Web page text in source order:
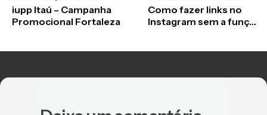
iupp Itaú – Campanha
Promocional Fortaleza
Como fazer links no
Instagram sem a função